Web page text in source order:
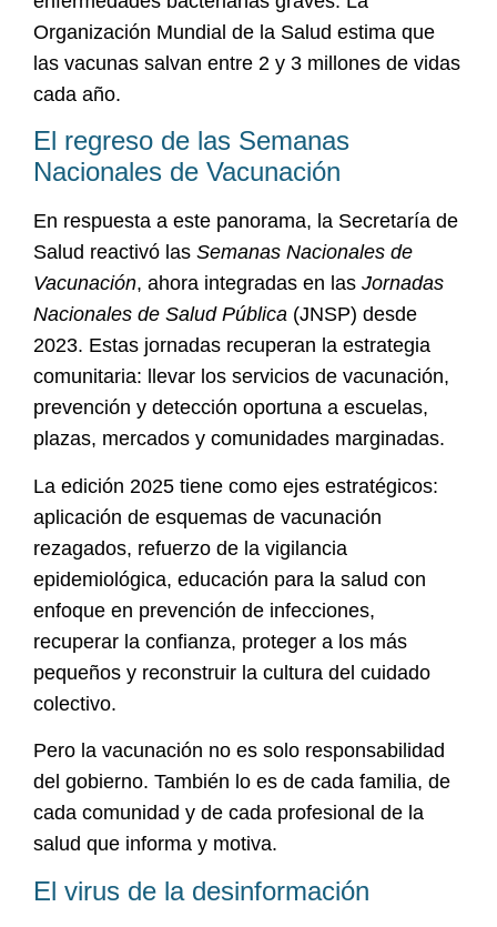
Organización Mundial de la Salud estima que
las vacunas salvan entre 2 y 3 millones de vidas
cada año.
El regreso de las Semanas
Nacionales de Vacunación
En respuesta a este panorama, la Secretaría de
Salud reactivó las Semanas Nacionales de
Vacunación, ahora integradas en las Jornadas
Nacionales de Salud Pública (JNSP) desde
2023. Estas jornadas recuperan la estrategia
comunitaria: llevar los servicios de vacunación,
prevención y detección oportuna a escuelas,
plazas, mercados y comunidades marginadas.
La edición 2025 tiene como ejes estratégicos:
aplicación de esquemas de vacunación
rezagados, refuerzo de la vigilancia
epidemiológica, educación para la salud con
enfoque en prevención de infecciones,
recuperar la confianza, proteger a los más
pequeños y reconstruir la cultura del cuidado
colectivo.
Pero la vacunación no es solo responsabilidad
del gobierno. También lo es de cada familia, de
cada comunidad y de cada profesional de la
salud que informa y motiva.
El virus de la desinformación